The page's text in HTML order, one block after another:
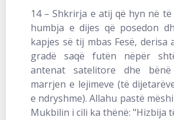
14 – Shkrirja e atij që hyn në të
humbja e dijes që posedon
kapjes së tij mbas Fesë, derisa
gradë saqë futën nëpër
antenat satelitore dhe
marrjen e lejimeve (të
e ndryshme). Allahu pastë
Mukbilin i cili ka thënë: "Hizbija